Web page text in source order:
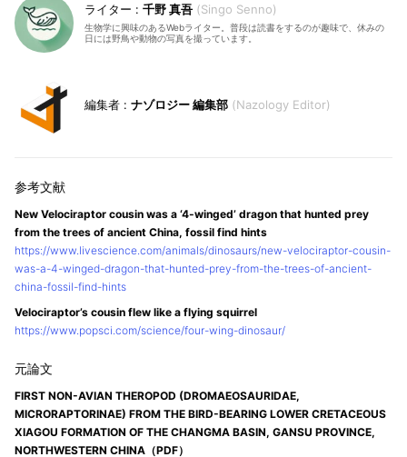
千野 真吾 Singo Senno
生物学に興味のあるWebライター。普段は読書をするのが趣味で、休みの
日には野鳥や動物の写真を撮っています。
ナゾロジー 編集部 Nazology Editor
New Velociraptor cousin was a ‘4-winged’ dragon that hunted prey
from the trees of ancient China, fossil find hints
https://www.livescience.com/animals/dinosaurs/new-velociraptor-cousin-
was-a-4-winged-dragon-that-hunted-prey-from-the-trees-of-ancient-
china-fossil-find-hints
Velociraptor’s cousin flew like a flying squirrel
https://www.popsci.com/science/four-wing-dinosaur/
FIRST NON-AVIAN THEROPOD (DROMAEOSAURIDAE,
MICRORAPTORINAE) FROM THE BIRD-BEARING LOWER CRETACEOUS
XIAGOU FORMATION OF THE CHANGMA BASIN, GANSU PROVINCE,
NORTHWESTERN CHINA（PDF）